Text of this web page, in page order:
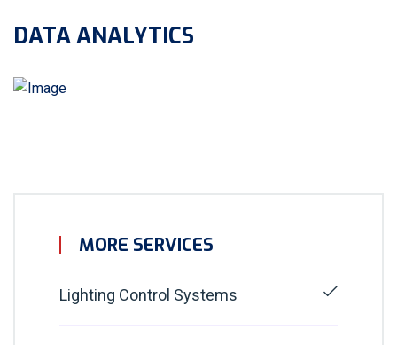
MORE SERVICES
Lighting Control Systems
DATA ANALYTICS